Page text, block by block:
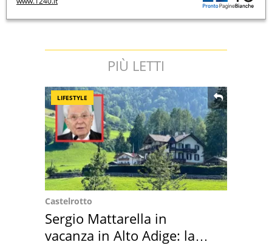
PIÙ LETTI
LIFESTYLE
Castelrotto
Sergio Mattarella in
vacanza in Alto Adige: la